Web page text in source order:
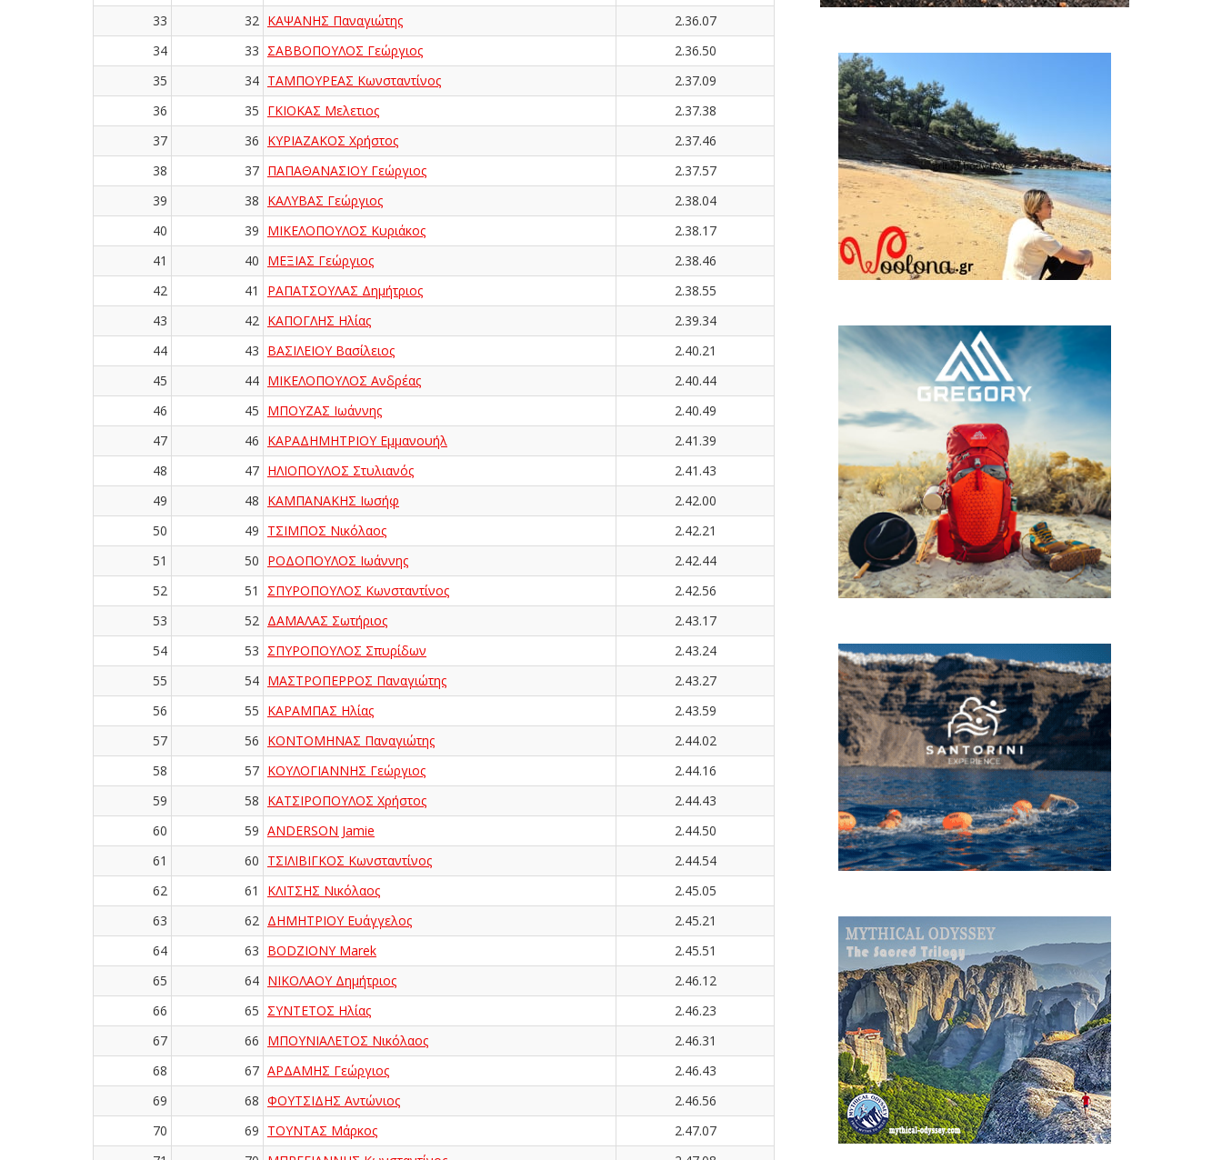
33
32 ΚΑΨΑΝΗΣ Παναγιώτης
2.36.07
34
33 ΣΑΒΒΟΠΟΥΛΟΣ Γεώργιος
2.36.50
35
34 ΤΑΜΠΟΥΡΕΑΣ Κωνσταντίνος
2.37.09
36
35 ΓΚΙΟΚΑΣ Μελετιος
2.37.38
37
36 ΚΥΡΙΑΖΑΚΟΣ Χρήστος
2.37.46
38
37 ΠΑΠΑΘΑΝΑΣΙΟΥ Γεώργιος
2.37.57
39
38 ΚΑΛΥΒΑΣ Γεώργιος
2.38.04
40
39 ΜΙΚΕΛΟΠΟΥΛΟΣ Κυριάκος
2.38.17
41
40 ΜΕΞΙΑΣ Γεώργιος
2.38.46
42
41 ΡΑΠΑΤΣΟΥΛΑΣ Δημήτριος
2.38.55
43
42 ΚΑΠΟΓΛΗΣ Ηλίας
2.39.34
44
43 ΒΑΣΙΛΕΙΟΥ Βασίλειος
2.40.21
45
44 ΜΙΚΕΛΟΠΟΥΛΟΣ Ανδρέας
2.40.44
46
45 ΜΠΟΥΖΑΣ Ιωάννης
2.40.49
47
46 ΚΑΡΑΔΗΜΗΤΡΙΟΥ Εμμανουήλ
2.41.39
48
47 ΗΛΙΟΠΟΥΛΟΣ Στυλιανός
2.41.43
49
48 ΚΑΜΠΑΝΑΚΗΣ Ιωσήφ
2.42.00
50
49 ΤΣΙΜΠΟΣ Νικόλαος
2.42.21
51
50 ΡΟΔΟΠΟΥΛΟΣ Ιωάννης
2.42.44
52
51 ΣΠΥΡΟΠΟΥΛΟΣ Κωνσταντίνος
2.42.56
53
52 ΔΑΜΑΛΑΣ Σωτήριος
2.43.17
54
53 ΣΠΥΡΟΠΟΥΛΟΣ Σπυρίδων
2.43.24
55
54 ΜΑΣΤΡΟΠΕΡΡΟΣ Παναγιώτης
2.43.27
56
55 ΚΑΡΑΜΠΑΣ Ηλίας
2.43.59
57
56 ΚΟΝΤΟΜΗΝΑΣ Παναγιώτης
2.44.02
58
57 ΚΟΥΛΟΓΙΑΝΝΗΣ Γεώργιος
2.44.16
59
58 ΚΑΤΣΙΡΟΠΟΥΛΟΣ Χρήστος
2.44.43
60
59 ANDERSON Jamie
2.44.50
61
60 ΤΣΙΛΙΒΙΓΚΟΣ Κωνσταντίνος
2.44.54
62
61 ΚΛΙΤΣΗΣ Νικόλαος
2.45.05
63
62 ΔΗΜΗΤΡΙΟΥ Ευάγγελος
2.45.21
64
63 BODZIONY Marek
2.45.51
65
64 ΝΙΚΟΛΑΟΥ Δημήτριος
2.46.12
66
65 ΣΥΝΤΕΤΟΣ Ηλίας
2.46.23
67
66 ΜΠΟΥΝΙΑΛΕΤΟΣ Νικόλαος
2.46.31
68
67 ΑΡΔΑΜΗΣ Γεώργιος
2.46.43
69
68 ΦΟΥΤΣΙΔΗΣ Αντώνιος
2.46.56
70
69 ΤΟΥΝΤΑΣ Μάρκος
2.47.07